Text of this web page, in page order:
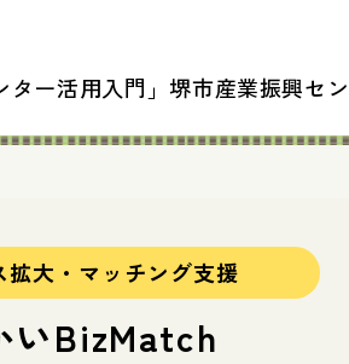
ー活用入門」 堺市産業振興セ
拡大・マッチング支援
いBizMatch